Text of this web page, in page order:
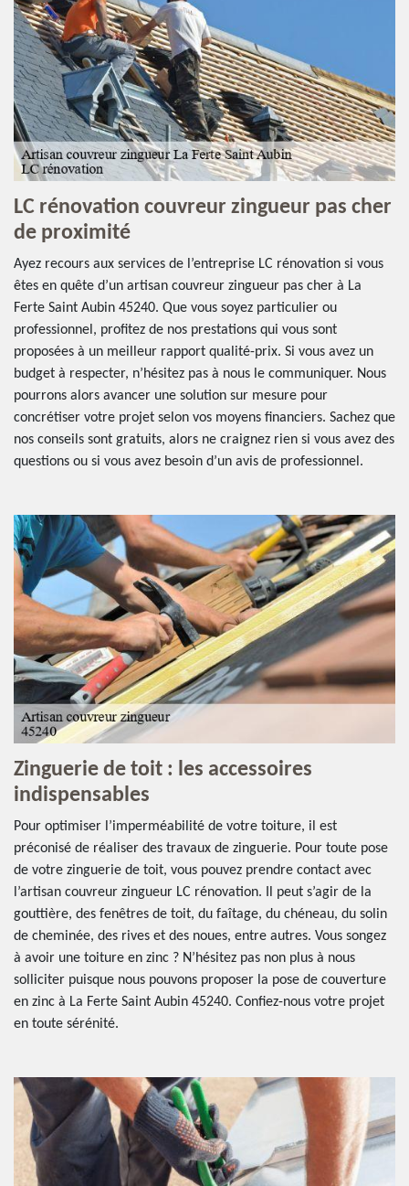
LC rénovation couvreur zingueur pas cher
de proximité
Ayez recours aux services de l’entreprise LC rénovation si vous
êtes en quête d’un artisan couvreur zingueur pas cher à La
Ferte Saint Aubin 45240. Que vous soyez particulier ou
professionnel, profitez de nos prestations qui vous sont
proposées à un meilleur rapport qualité-prix. Si vous avez un
budget à respecter, n’hésitez pas à nous le communiquer. Nous
pourrons alors avancer une solution sur mesure pour
concrétiser votre projet selon vos moyens financiers. Sachez que
nos conseils sont gratuits, alors ne craignez rien si vous avez des
questions ou si vous avez besoin d’un avis de professionnel.
Zinguerie de toit : les accessoires
indispensables
Pour optimiser l’imperméabilité de votre toiture, il est
préconisé de réaliser des travaux de zinguerie. Pour toute pose
de votre zinguerie de toit, vous pouvez prendre contact avec
l’artisan couvreur zingueur LC rénovation. Il peut s’agir de la
gouttière, des fenêtres de toit, du faîtage, du chéneau, du solin
de cheminée, des rives et des noues, entre autres. Vous songez
à avoir une toiture en zinc ? N’hésitez pas non plus à nous
solliciter puisque nous pouvons proposer la pose de couverture
en zinc à La Ferte Saint Aubin 45240. Confiez-nous votre projet
en toute sérénité.